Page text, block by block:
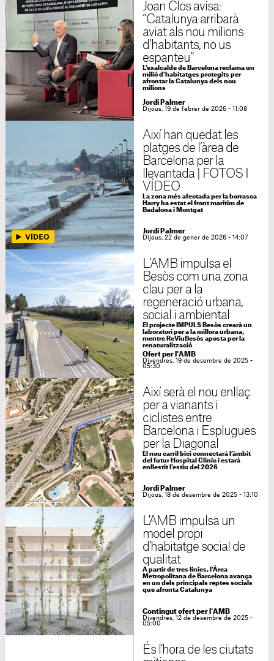
Joan Clos avisa:
“Catalunya arribarà
aviat als nou milions
d’habitants, no us
espanteu”
L’exalcalde de Barcelona reclama un
milió d’habitatges protegits per
afrontar la Catalunya dels nou
milions
Jordi Palmer
Dijous, 19 de febrer de 2026 - 11:08
Així han quedat les
platges de l’àrea de
Barcelona per la
llevantada | FOTOS I
VÍDEO
La zona més afectada per la borrasca
Harry ha estat el front marítim de
Badalona i Montgat
Jordi Palmer
Dijous, 22 de gener de 2026 - 14:07
L’AMB impulsa el
Besòs com una zona
clau per a la
regeneració urbana,
social i ambiental
El projecte IMPULS Besòs crearà un
laboratori per a la millora urbana,
mentre ReViuBesòs aposta per la
renaturalització
Ofert per l'AMB
Divendres, 19 de desembre de 2025 -
05:30
Així serà el nou enllaç
per a vianants i
ciclistes entre
Barcelona i Esplugues
per la Diagonal
El nou carril bici connectarà l’àmbit
del futur Hospital Clínic i estarà
enllestit l’estiu del 2026
Jordi Palmer
Dijous, 18 de desembre de 2025 - 13:10
L'AMB impulsa un
model propi
d'habitatge social de
qualitat
A partir de tres línies, l'Àrea
Metropolitana de Barcelona avança
en un dels principals reptes socials
que afronta Catalunya
Contingut ofert per l'AMB
Divendres, 12 de desembre de 2025 -
05:00
És l'hora de les ciutats